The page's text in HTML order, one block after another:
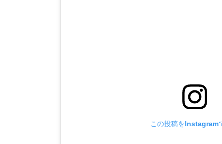
この投稿をInstagram